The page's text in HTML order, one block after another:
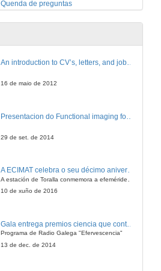
Quenda de preguntas
31 de maio de 2012
An introduction to CV’s, letters, and job searching
16 de maio de 2012
29 de set. de 2014
A ECIMAT celebra o seu décimo aniversario
10 de xuño de 2016
Programa de Radio Galega "Efervescencia"
13 de dec. de 2014